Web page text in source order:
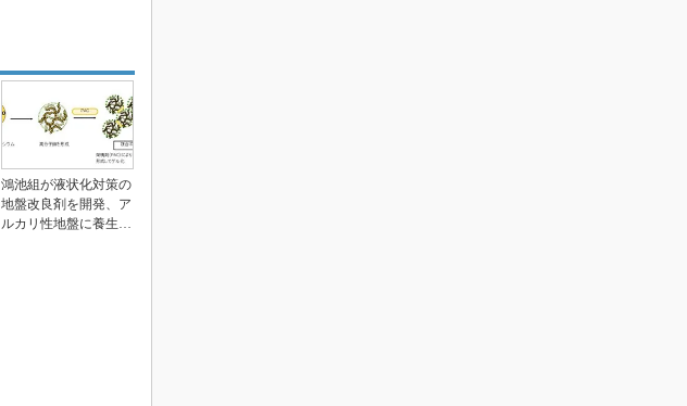
鴻池組が液状化対策の
地盤改良剤を開発、ア
ルカリ性地盤に養生5